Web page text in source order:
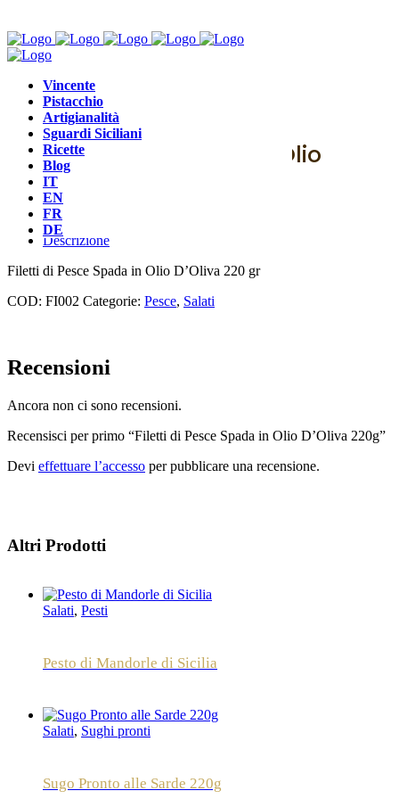
Vincente
Pistacchio
Artigianalità
Sguardi Siciliani
Ricette
Blog
IT
EN
FR
DE
,Salati
Filetti di Pesce Spada in Olio
D’Oliva 220g
Descrizione
Filetti di Pesce Spada in Olio D’Oliva 220 gr
COD: FI002 Categorie: Pesce, Salati
Recensioni
Ancora non ci sono recensioni.
Recensisci per primo “Filetti di Pesce Spada in Olio D’Oliva 220g”
Devi effettuare l’accesso per pubblicare una recensione.
Altri Prodotti
Salati, Pesti
Pesto di Mandorle di Sicilia
Salati, Sughi pronti
Sugo Pronto alle Sarde 220g